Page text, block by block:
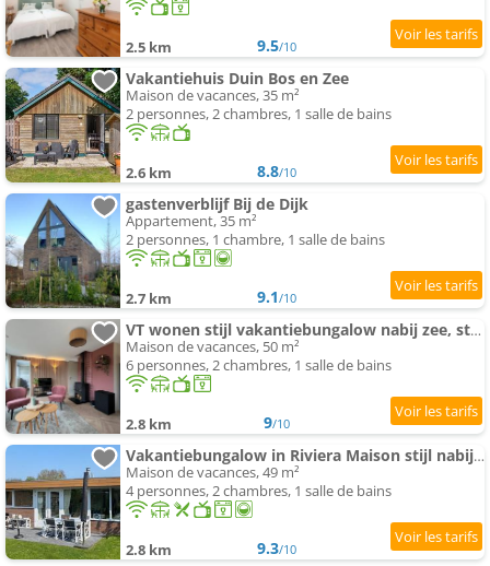
2.5 km 9.5/10
Vakantiehuis Duin Bos en Zee
Maison de vacances, 35 m²
2 personnes, 2 chambres, 1 salle de bains
2.6 km 8.8/10
gastenverblijf Bij de Dijk
Appartement, 35 m²
2 personnes, 1 chambre, 1 salle de bains
2.7 km 9.1/10
VT wonen stijl vakantiebungalow nabij zee, strand, bos en duinen voor 6 personen
Maison de vacances, 50 m²
6 personnes, 2 chambres, 1 salle de bains
2.8 km 9/10
Vakantiebungalow in Riviera Maison stijl nabij zee en strand, bos en duin
Maison de vacances, 49 m²
4 personnes, 2 chambres, 1 salle de bains
2.8 km 9.3/10